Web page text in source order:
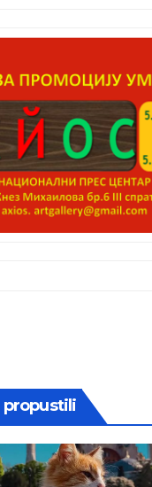
propustili